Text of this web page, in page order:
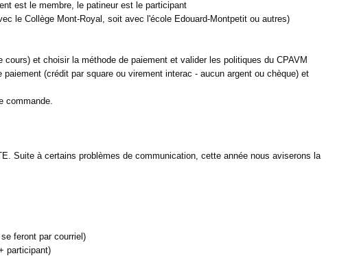
est le membre, le patineur est le participant
le Collège Mont-Royal, soit avec l'école Edouard-Montpetit ou autres)
et choisir la méthode de paiement et valider les politiques du CPAVM
(crédit par square ou virement interac - aucun argent ou chèque) et
commande.
Suite à certains problèmes de communication, cette année nous aviserons la
feront par courriel)
participant)